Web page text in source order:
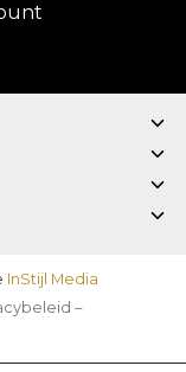
InStijl Media
–